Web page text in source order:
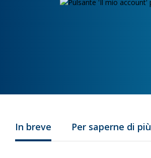
In breve Per saperne di più